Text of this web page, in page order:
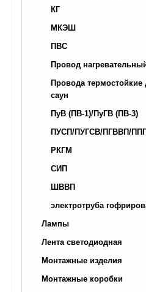
КГ
МКЭШ
ПВС
Провод
Провода термостойкие
саун
ПуВ (ПВ-1)/ПуГВ (ПВ-3)
ПУСП/ПУГСВ/ПГВВП/ППГ
РКГМ
СИП
ШВВП
электротруба
Лампы
Лента светодиодная
Монтажные изделия
Монтажные коробки